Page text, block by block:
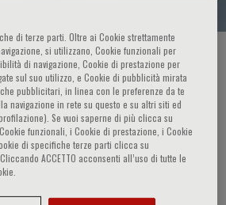
Y EVENTOS / ORADOR
di terze parti. Oltre ai Cookie strettamente
si utilizzano, Cookie funzionali per
di navigazione, Cookie di prestazione per
sul suo utilizzo, e Cookie di pubblicità mirata
pubblicitari, in linea con le preferenze da te
navigazione in rete su questo e su altri siti ed
Se vuoi saperne di più clicca su
funzionali, i Cookie di prestazione, i Cookie
di specifiche terze parti clicca su
Cliccando ACCETTO acconsenti all’uso di tutte le